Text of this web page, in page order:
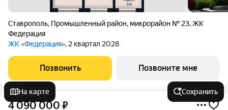
Ставрополь, Промышленный район, микрорайон № 23,ЖК
Федерация
ЖК «Федерация», 2 квартал 2028
Позвонить Позвоните мне
4 090 000 ₽
На карте Сохранить